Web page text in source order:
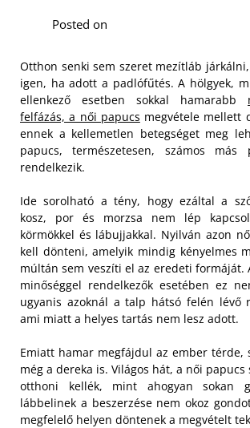
Posted on
Otthon senki sem szeret mezítláb
igen, ha adott a padlófűtés. A hölgyek,
ellenkező esetben sokkal hamarabb
felfázás, a női papucs megvétele mellett
ennek a kellemetlen betegséget meg
papucs, természetesen, számos más
rendelkezik.
Ide sorolható a tény, hogy ezáltal a
kosz, por és morzsa nem lép
körmökkel és lábujjakkal. Nyilván azon
kell dönteni, amelyik mindig kényelmes
múltán sem veszíti el az eredeti formáját.
minőséggel rendelkezők esetében ez
ugyanis azoknál a talp hátsó felén lévő
ami miatt a helyes tartás nem lesz adott.
Emiatt hamar megfájdul az ember térde,
még a dereka is. Világos hát, a női papucs
otthoni kellék, mint ahogyan sokan
lábbelinek a beszerzése nem okoz
megfelelő helyen döntenek a megvételt